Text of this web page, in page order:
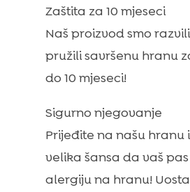
Zaštita za 10 mjeseci
Naš proizvod smo
pružili savršenu hranu
do 10 mjeseci!
Sigurno njegovanje
Prijeđite na našu hranu
velika šansa da vaš
alergiju na hranu!